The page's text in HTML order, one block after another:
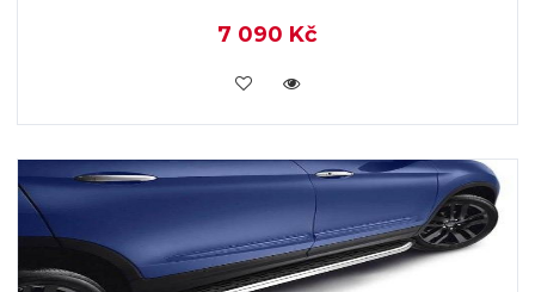
7 090 Kč
KOUPIT